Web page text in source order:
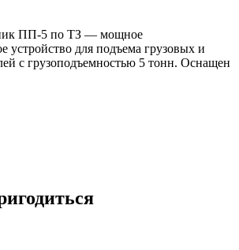
ПП-5 по ТЗ — мощное
устройство для подъема грузовых и
с грузоподъемностью 5 тонн. Оснащен